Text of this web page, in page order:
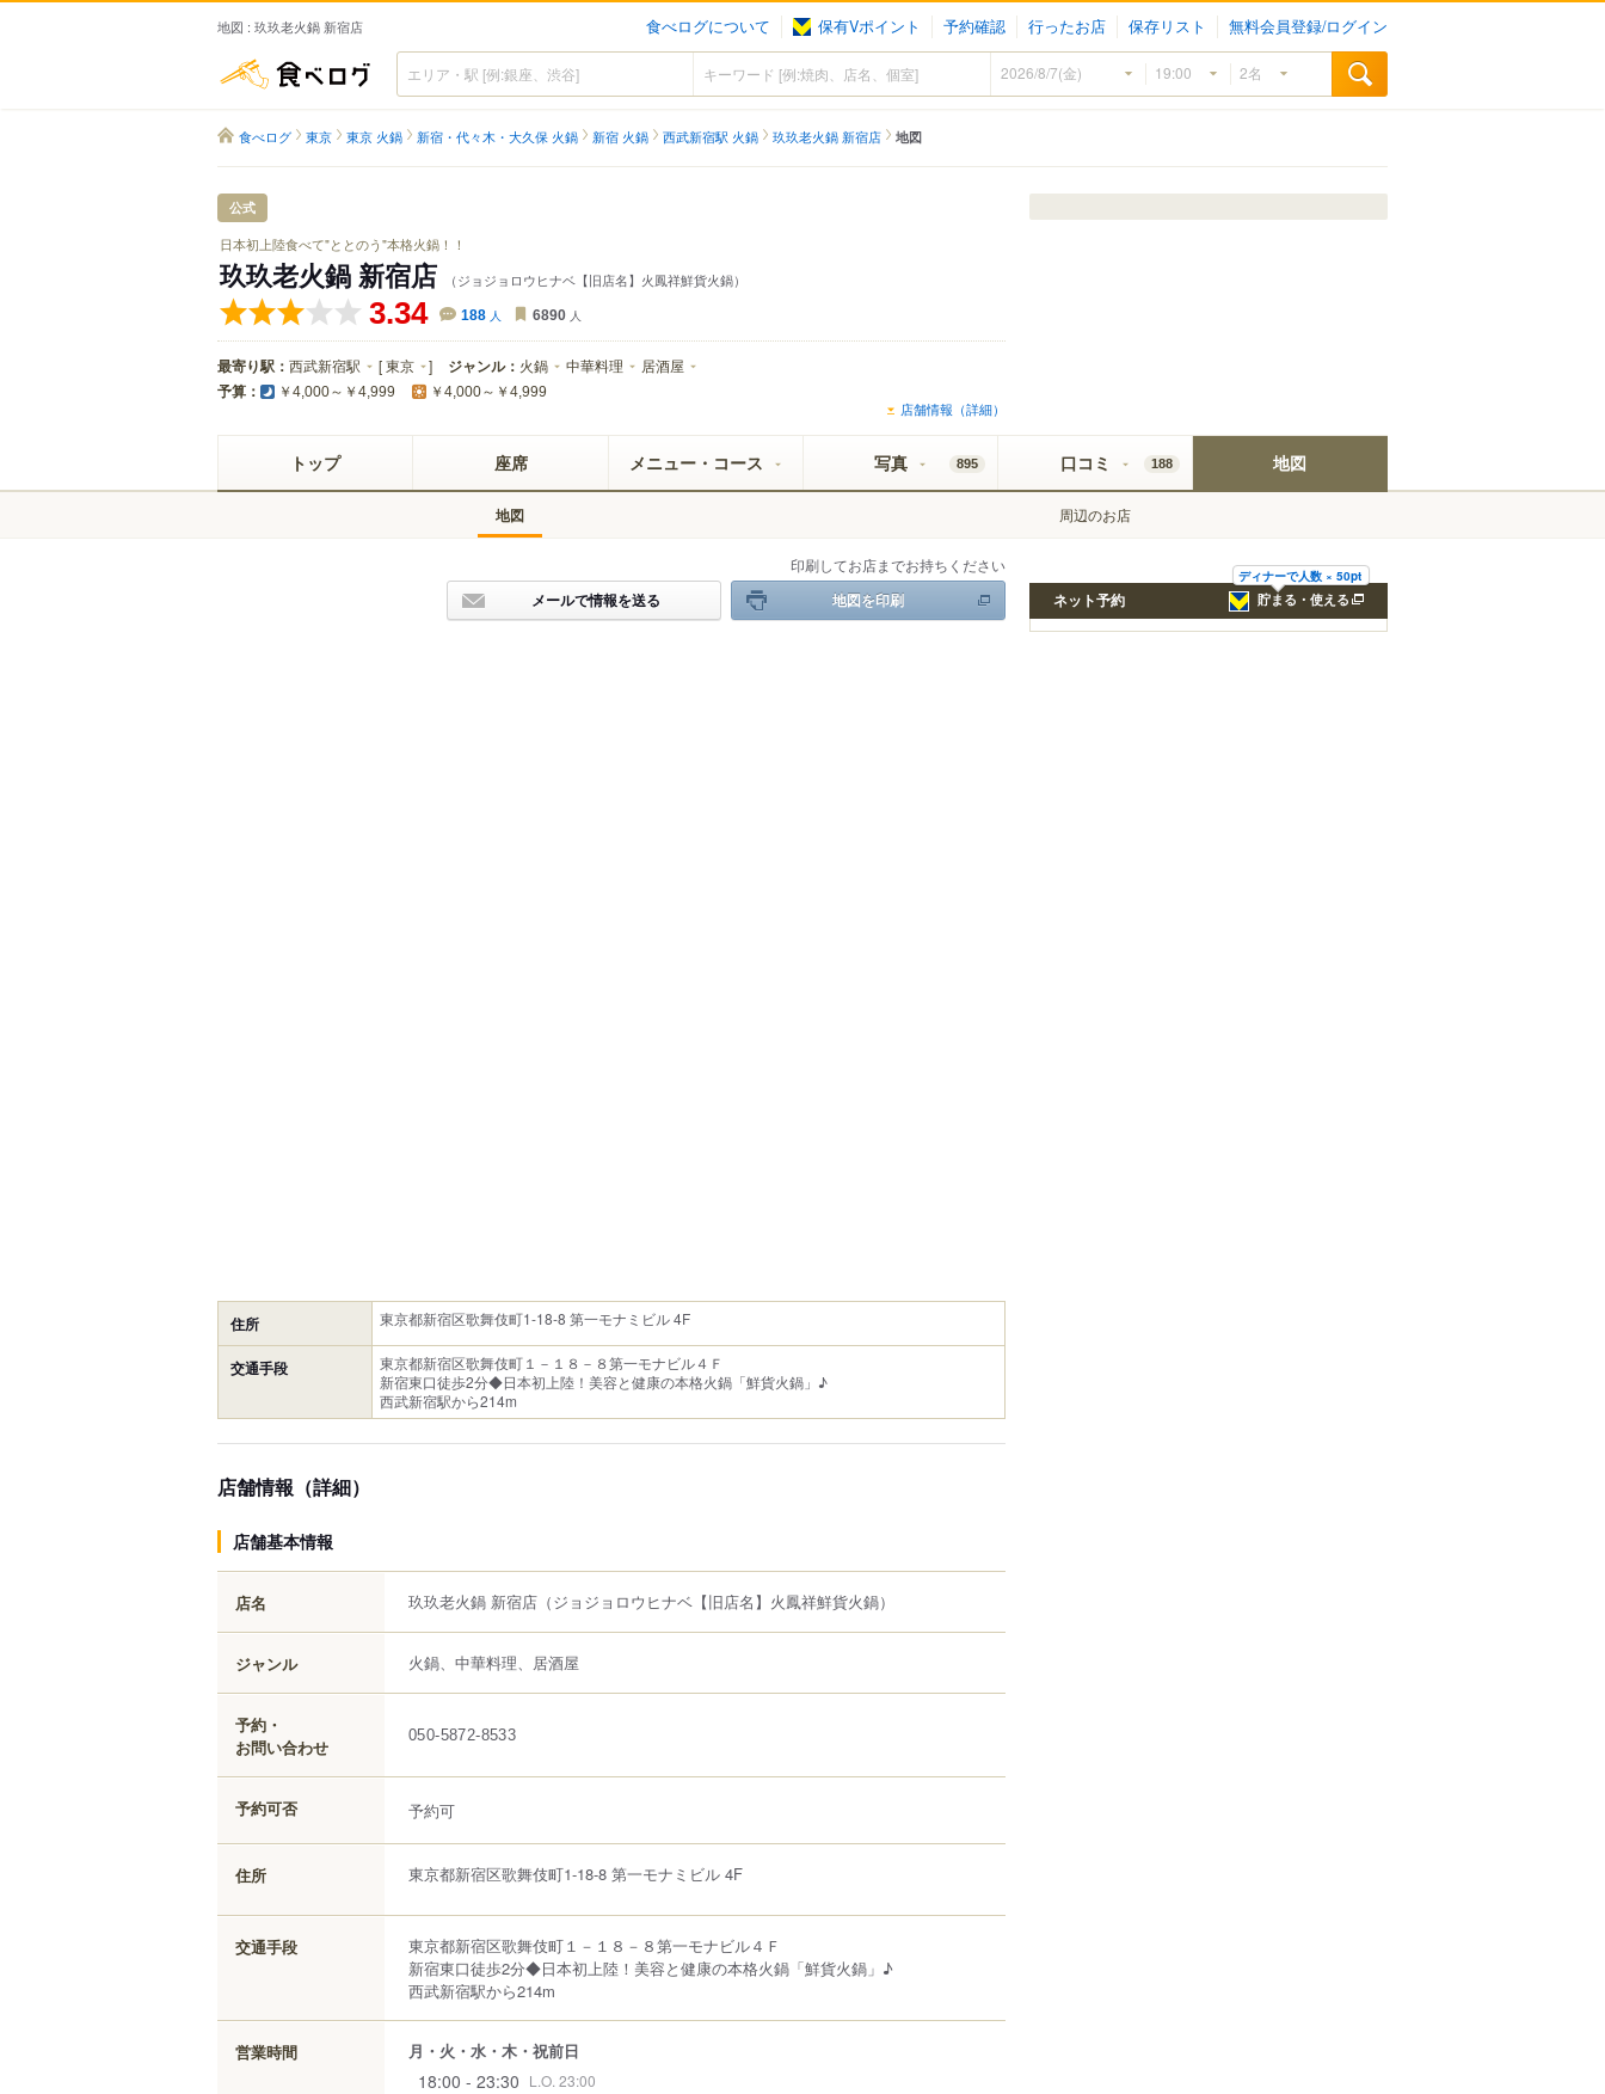
地図 : 玖玖老火鍋 新宿店 食べログについて 保有Vポイント 予約確認 行ったお店 保存リスト 無料会員登録/ログイン
食べログ
食べログ 東京 東京 火鍋 新宿・代々木・大久保 火鍋 新宿 火鍋 西武新宿駅 火鍋 玖玖老火鍋 新宿店 地図
公式
日本初上陸食べて"ととのう"本格火鍋！！
玖玖老火鍋 新宿店 （ジョジョロウヒナベ【旧店名】火鳳祥鮮貨火鍋）
3.34 188 人 6890 人
最寄り駅： 西武新宿駅 [東京 ] ジャンル： 火鍋 中華料理 居酒屋
予算： ￥4,000～￥4,999 ￥4,000～￥4,999
店舗情報（詳細）
トップ 座席 メニュー・コース 写真 895 口コミ 188 地図
地図 周辺のお店
印刷してお店までお持ちください
メールで情報を送る 地図を印刷
住所 東京都新宿区歌舞伎町1-18-8 第一モナミビル 4F
交通手段
東京都新宿区歌舞伎町１－１８－８第一モナビル４Ｆ
新宿東口徒歩2分◆日本初上陸！美容と健康の本格火鍋「鮮貨火鍋」♪
西武新宿駅から214m
店舗情報（詳細）
店舗基本情報
店名 玖玖老火鍋 新宿店 （ジョジョロウヒナベ【旧店名】火鳳祥鮮貨火鍋）
ジャンル 火鍋、中華料理、居酒屋
予約・
お問い合わせ
050-5872-8533
予約可否 予約可
住所 東京都新宿区歌舞伎町1-18-8 第一モナミビル 4F
交通手段
東京都新宿区歌舞伎町１－１８－８第一モナビル４Ｆ
新宿東口徒歩2分◆日本初上陸！美容と健康の本格火鍋「鮮貨火鍋」♪
西武新宿駅から214m
営業時間 月・火・水・木・祝前日
18:00 - 23:30 L.O. 23:00
ディナーで人数 × 50pt
貯まる・使える
ネット予約